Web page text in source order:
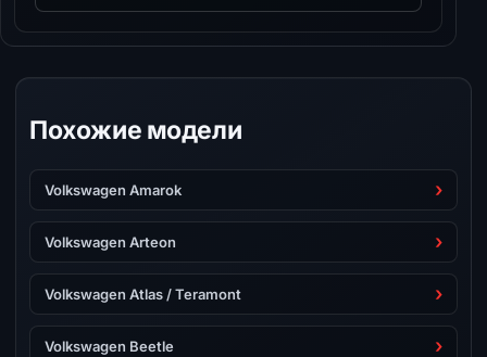
Похожие модели
Volkswagen Amarok
Volkswagen Arteon
Volkswagen Atlas / Teramont
Volkswagen Beetle